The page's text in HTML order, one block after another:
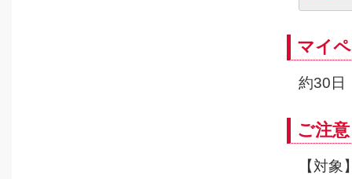
マイ
約30日
ご注意
【対象